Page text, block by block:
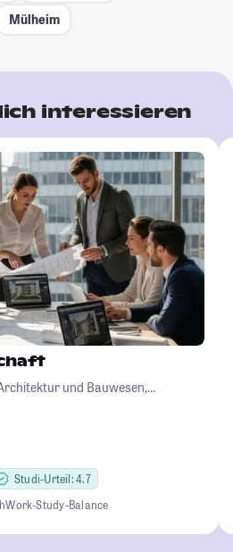
Mülheim
interessieren
und Bauwesen,
Studi-Urteil: 4.7
Work-Study-Balance